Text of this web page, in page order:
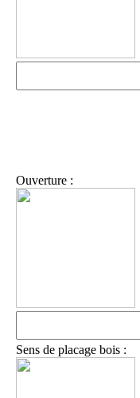
Ouverture :
Sens de placage bois :